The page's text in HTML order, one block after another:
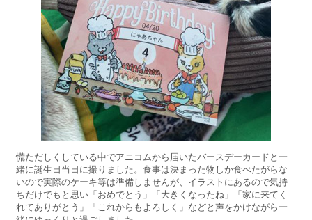
慌ただしくしている中でアニコムから届いたバースデーカードと一
緒に誕生日当日に撮りました。食事は決まった物しか食べたがらな
いので実際のケーキ等は準備しませんが、イラストにあるので気持
ちだけでもと思い「おめでとう」「大きくなったね」「家に来てく
れてありがとう」「これからもよろしく」などと声をかけながら一